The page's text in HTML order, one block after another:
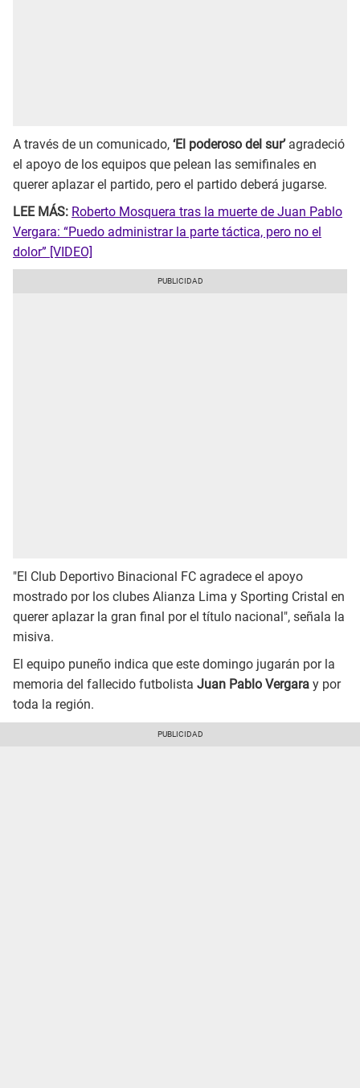
A través de un comunicado, ‘El poderoso del sur’agradeció
el apoyo de los equipos que pelean las semifinales en
querer aplazar el partido, pero el partido deberá jugarse.
LEE MÁS: Roberto Mosquera tras la muerte de Juan Pablo
Vergara: “Puedo administrar la parte táctica, pero no el
dolor” [VIDEO]
"El Club Deportivo Binacional FC agradece el apoyo
mostrado por los clubes Alianza Lima y Sporting Cristal en
querer aplazar la gran final por el título nacional", señala la
misiva.
El equipo puneño indica que este domingo jugarán por la
memoria del fallecido futbolista Juan Pablo Vergara y por
toda la región.